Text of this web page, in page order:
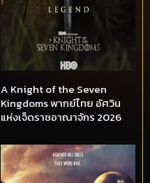
A Knight of the Seven
Kingdoms พากย์ไทย อัศวิน
แห่งเจ็ดราชอาณาจักร 2026